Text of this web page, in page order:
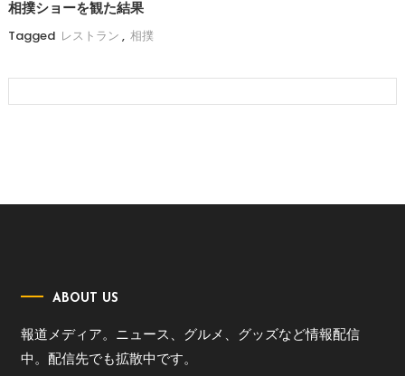
相撲ショーを観た結果
Tagged レストラン , 相撲
ABOUT US
報道メディア。ニュース、グルメ、グッズなど情報配信
中。配信先でも拡散中です。